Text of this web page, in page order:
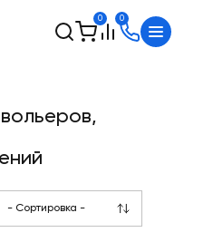
0 0
- Сортировка -